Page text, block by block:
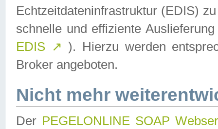
Echtzeitdateninfrastruktur (EDIS)
schnelle und effiziente
EDIS ↗ ). Hierzu werden
Broker angeboten.
Nicht mehr
Der PEGELONLINE SOAP